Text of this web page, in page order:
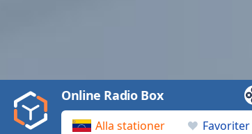
Video
Play
Backward
Alla stationer Favoriter
Online Radio Box